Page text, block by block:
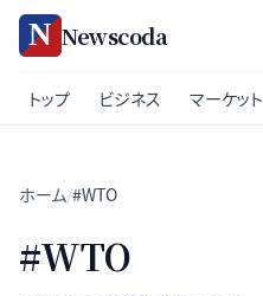
Newscoda
トップ ビジネス マーケット
ホーム/#WTO
#WTO